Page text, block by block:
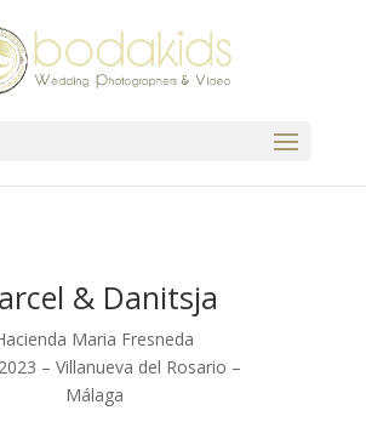
& Danitsja
Maria Fresneda
– Villanueva del Rosario –
Málaga